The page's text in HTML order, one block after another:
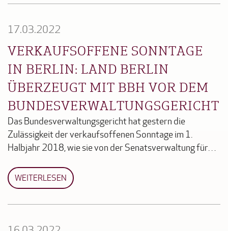
17.03.2022
VERKAUFSOFFENE SONNTAGE
IN BERLIN: LAND BERLIN
ÜBERZEUGT MIT BBH VOR DEM
BUNDESVERWALTUNGSGERICHT
Das Bundesverwaltungsgericht hat gestern die
Zulässigkeit der verkaufsoffenen Sonntage im 1.
Halbjahr 2018, wie sie von der Senatsverwaltung für…
WEITERLESEN